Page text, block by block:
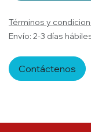
Términos y
Envío: 2-3 días
Contáctenos